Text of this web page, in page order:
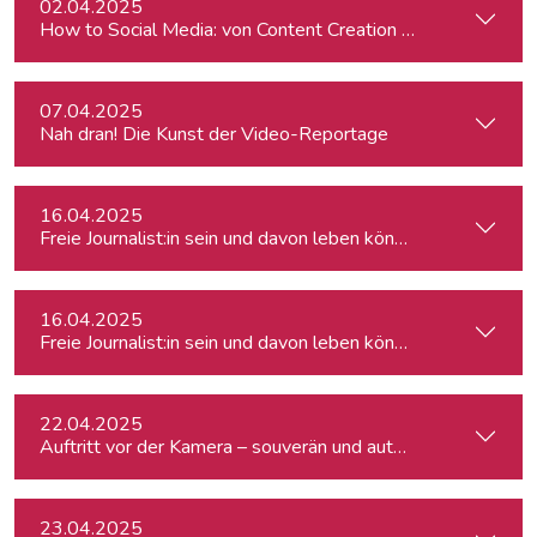
02.04.2025
How to Social Media: von Content Creation bis zum
07.04.2025
Nah dran! Die Kunst der Video-Reportage
16.04.2025
Freie Journalist:in sein und davon leben können: So geht's
16.04.2025
Freie Journalist:in sein und davon leben können: So geht's
22.04.2025
Auftritt vor der Kamera – souverän und authentisch
23.04.2025